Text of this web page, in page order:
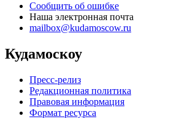
Сообщить об ошибке
Наша электронная почта
mailbox@kudamoscow.ru
Кудамоскоу
Пресс-релиз
Редакционная политика
Правовая информация
Формат ресурса